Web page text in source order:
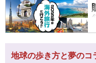
地球の歩き方と夢のコ